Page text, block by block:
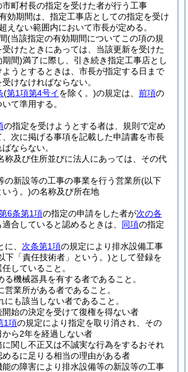
市町村長の指定を受けた者が行う工事
効期間は、指定工事店としての指定を受け
えない範囲内において市長が定める。
(当該指定の有効期間についてこの項の規
けたときにあっては、当該更新を受けた
期間)満了に際し、引き続き指定工事店とし
うとするときは、市長が指定する日まで
けなければならない。
(第1項第4号イを除く。)の規定は、 前項の
て準用する。
の指定を受けようとする者は、規則で定め
、次に掲げる事項を記載した申請書を市長
ならない。
称及び住所並びに法人にあっては、その代
の新設等の工事の事業を行う営業所(以下
いう。)の名称及び所在地
6条第1項の指定の申請をした者が次の各
合していると認めるときは、 同項の指定
、 次条第1項の規定により排水設備工事
下「責任技術者」という。)として登録を
していること。
る機械器具を有する者であること。
営業所がある者であること。
にも該当しない者であること。
開始の決定を受けて復権を得ない者
1項の規定により指定を取り消され、その
から2年を経過しない者
に関し不正又は不誠実な行為をするおそれ
めるに足りる相当の理由がある者
能の障害により排水設備等の新設等の工事